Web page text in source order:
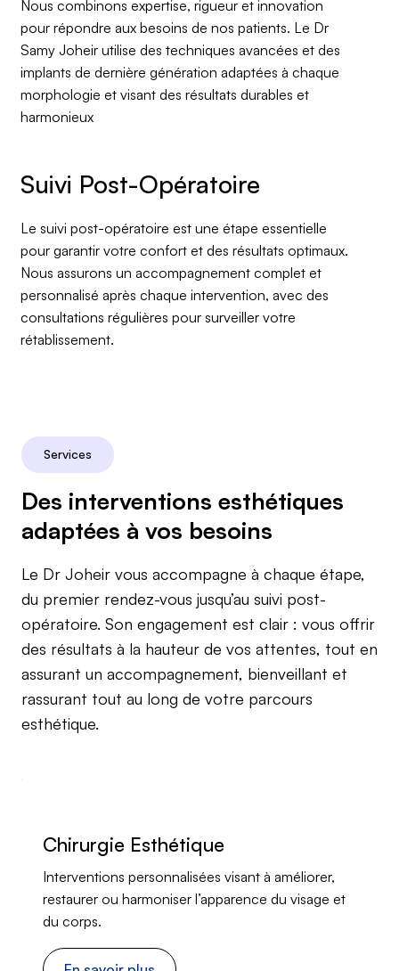
Nous combinons expertise, rigueur et innovation
pour répondre aux besoins de nos patients. Le Dr
Samy Joheir utilise des techniques avancées et des
implants de dernière génération adaptées à chaque
morphologie et visant des résultats durables et
harmonieux
Le suivi post-opératoire est une étape essentielle
pour garantir votre confort et des résultats optimaux.
Nous assurons un accompagnement complet et
personnalisé après chaque intervention, avec des
consultations régulières pour surveiller votre
rétablissement.
Services
Des interventions esthétiques
adaptées à vos besoins
Le Dr Joheir vous accompagne à chaque étape,
du premier rendez-vous jusqu’au suivi post-
opératoire. Son engagement est clair : vous offrir
des résultats à la hauteur de vos attentes, tout en
assurant un accompagnement, bienveillant et
rassurant tout au long de votre parcours
esthétique.
Chirurgie Esthétique
Interventions personnalisées visant à améliorer,
restaurer ou harmoniser l’apparence du visage et
du corps.